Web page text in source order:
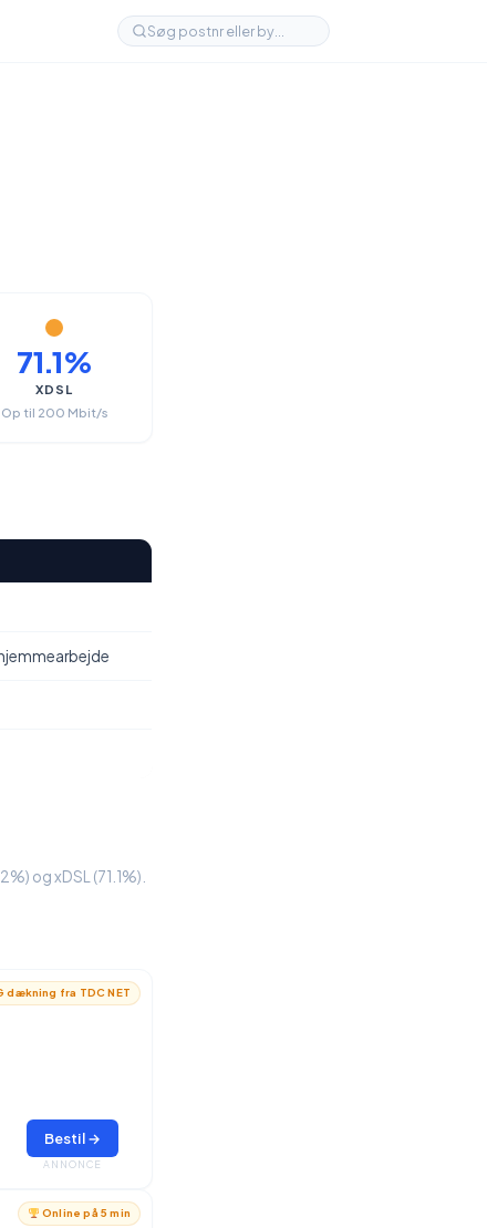
71.1%
XDSL
Op til 200 Mbit/s
og xDSL (71.1%).
dækning fra TDC NET
Bestil →
ANNONCE
Online på 5 min